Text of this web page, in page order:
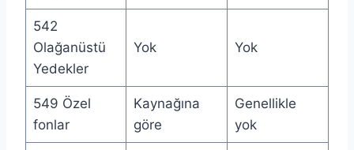
542
Olağanüstü
Yedekler
Yok Yok
549 Özel
fonlar
Kaynağına
göre
Genellikle
yok